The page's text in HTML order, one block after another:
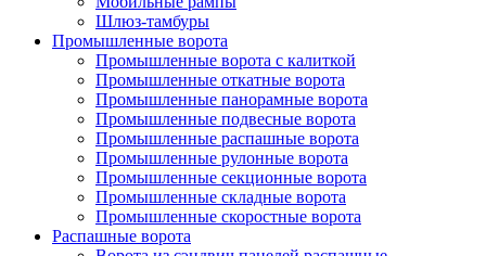
Шлюз-тамбуры
Промышленные ворота
Промышленные ворота с калиткой
Промышленные откатные ворота
Промышленные панорамные ворота
Промышленные подвесные ворота
Промышленные распашные ворота
Промышленные рулонные ворота
Промышленные секционные ворота
Промышленные складные ворота
Промышленные скоростные ворота
Распашные ворота